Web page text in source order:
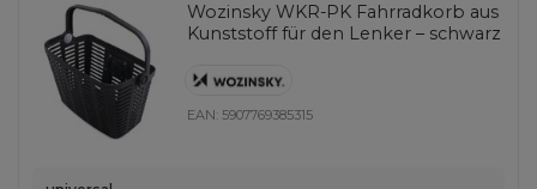
Wozinsky WKR-PK Fahrradkorb aus
Kunststoff für den Lenker – schwarz
EAN: 5907769385315